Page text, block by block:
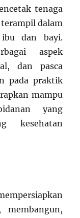
tenaga
dalam
ibu dan bayi.
aspek
dan pasca
pada praktik
mampu
yang
kesehatan
membangun,